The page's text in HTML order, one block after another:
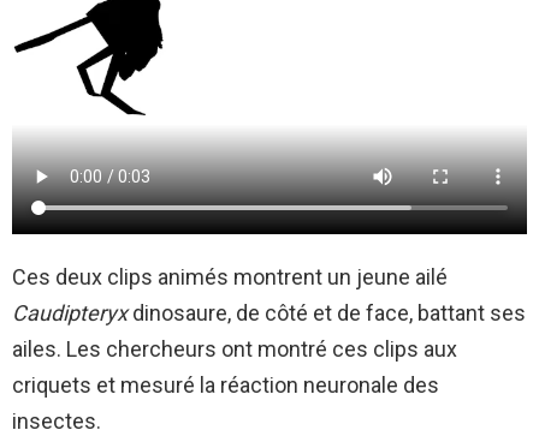
Ces deux clips animés montrent un jeune ailé
Caudipteryxdinosaure, de côté et de face, battant ses
ailes. Les chercheurs ont montré ces clips aux
criquets et mesuré la réaction neuronale des
insectes.